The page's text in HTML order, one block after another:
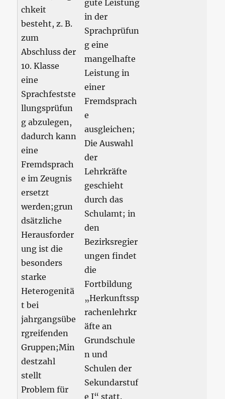
chkeit
besteht, z. B.
zum
Abschluss der
10. Klasse
eine
Sprachfestste
llungsprüfun
g abzulegen,
dadurch kann
eine
Fremdsprach
e im Zeugnis
ersetzt
werden;grun
dsätzliche
Herausforder
ung ist die
besonders
starke
Heterogenitä
t bei
jahrgangsübe
rgreifenden
Gruppen;Min
destzahl
stellt
Problem für
gute Leistung
in der
Sprachprüfun
g eine
mangelhafte
Leistung in
einer
Fremdsprach
e
ausgleichen;
Die Auswahl
der
Lehrkräfte
geschieht
durch das
Schulamt; in
den
Bezirksregier
ungen findet
die
Fortbildung
„Herkunftssp
rachenlehrkr
äfte an
Grundschule
n und
Schulen der
Sekundarstuf
e I“ statt.